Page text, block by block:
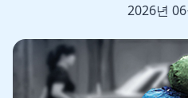
2026년